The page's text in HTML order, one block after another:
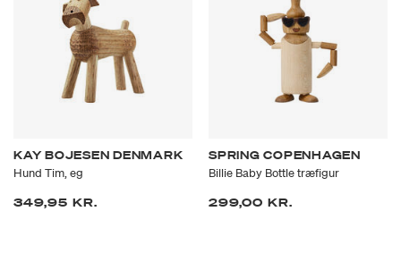
KAY BOJESEN DENMARK
Hund Tim, eg
349,95 KR.
SPRING COPENHAGEN
Billie Baby Bottle træfigur
299,00 KR.